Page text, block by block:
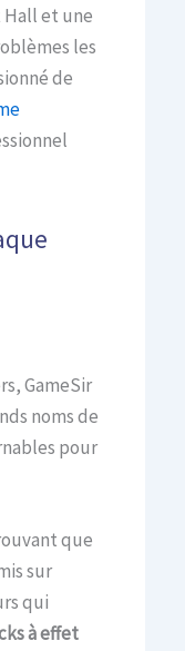
et une
les
de
GameSir
noms de
pour
que
sur
qui
à effet